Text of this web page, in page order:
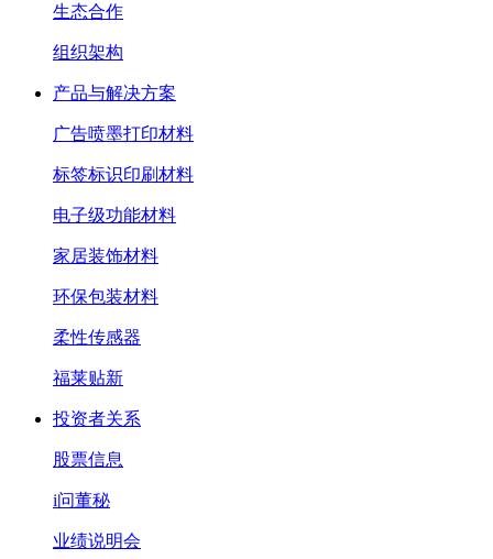
生态合作
组织架构
产品与解决方案
广告喷墨打印材料
标签标识印刷材料
电子级功能材料
家居装饰材料
环保包装材料
柔性传感器
福莱贴新
投资者关系
股票信息
i问董秘
业绩说明会